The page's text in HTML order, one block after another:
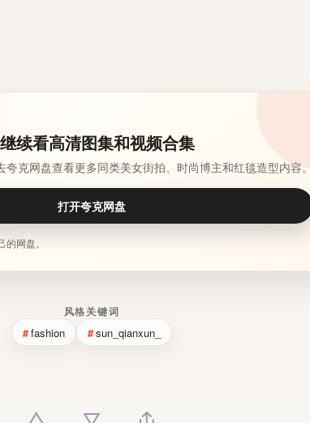
续看高清图集和视频合集
克网盘查看更多同类美女街拍、时尚博主和红毯造型内容。
打开夸克网盘
网盘。
风格关键词
fashion sun_qianxun_